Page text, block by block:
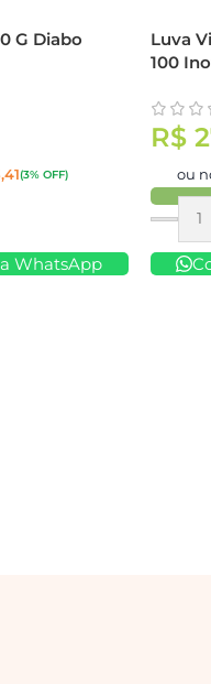
G Diabo
(3% OFF)
WhatsApp
Luva
100
R$
ou